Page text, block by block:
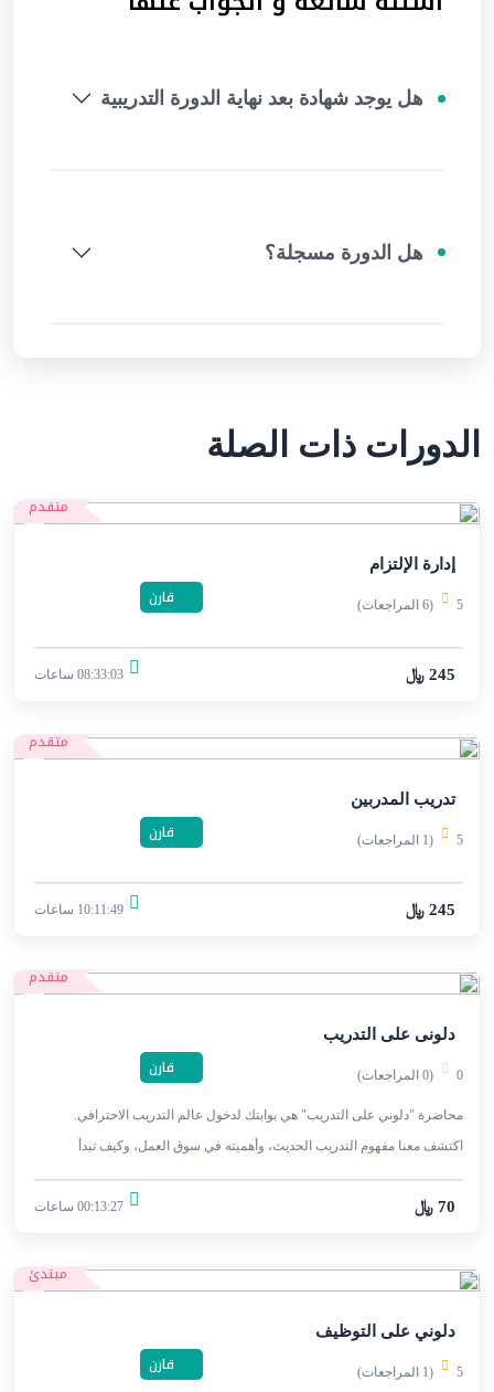
هل يوجد شهادة بعد نهاية الدورة التدريبية
هل الدورة مسجلة؟
الدورات ذات الصلة
متقدم
إدارة الإلتزام
5 (6 المراجعات) قارن
245 ﷼ 08:33:03 ساعات
متقدم
تدريب المدربين
5 (1 المراجعات) قارن
245 ﷼ 10:11:49 ساعات
متقدم
دلونى على التدريب
0 (0 المراجعات) قارن
محاضرة "دلوني على التدريب" هي بوابتك لدخول عالم التدريب الاحترافي.
اكتشف معنا مفهوم التدريب الحديث، وأهميته في سوق العمل، وكيف تبدأ
مسيرتك المهنية كمدرب ناجح.
70 ﷼ 00:13:27 ساعات
مبتدئ
دلوني على التوظيف
5 (1 المراجعات) قارن